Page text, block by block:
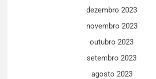
dezembro 2023
novembro 2023
outubro 2023
setembro 2023
agosto 2023